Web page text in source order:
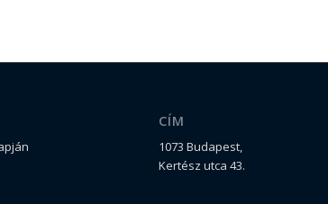
CÍM
1073 Budapest,
Kertész utca 43.